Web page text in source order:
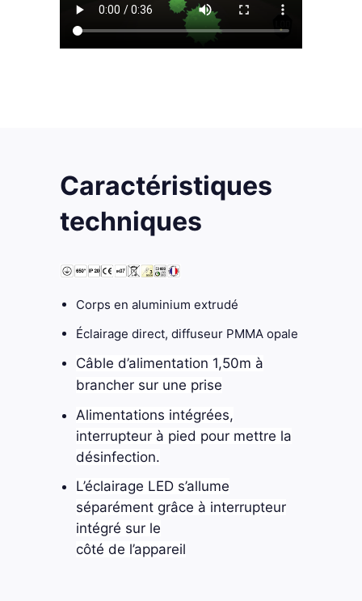
Caractéristiques
techniques
Corps en aluminium extrudé
Éclairage direct, diffuseur PMMA opale
Câble d’alimentation 1,50m à
brancher sur une prise
Alimentations intégrées,
interrupteur à pied pour mettre la
désinfection.
L’éclairage LED s’allume
séparément grâce à interrupteur
intégré sur le
côté de l’appareil